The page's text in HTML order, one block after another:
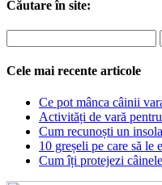
Căutare în site:
Cele mai recente articole
Ce pot mânca câinii
Activități de vară
Cum recunoști un
10 greșeli pe care să
Cum îți protejezi